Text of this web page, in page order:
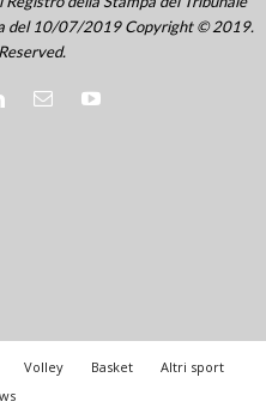
del 10/07/2019 Copyright © 2019.
Volley Basket
Altri sport